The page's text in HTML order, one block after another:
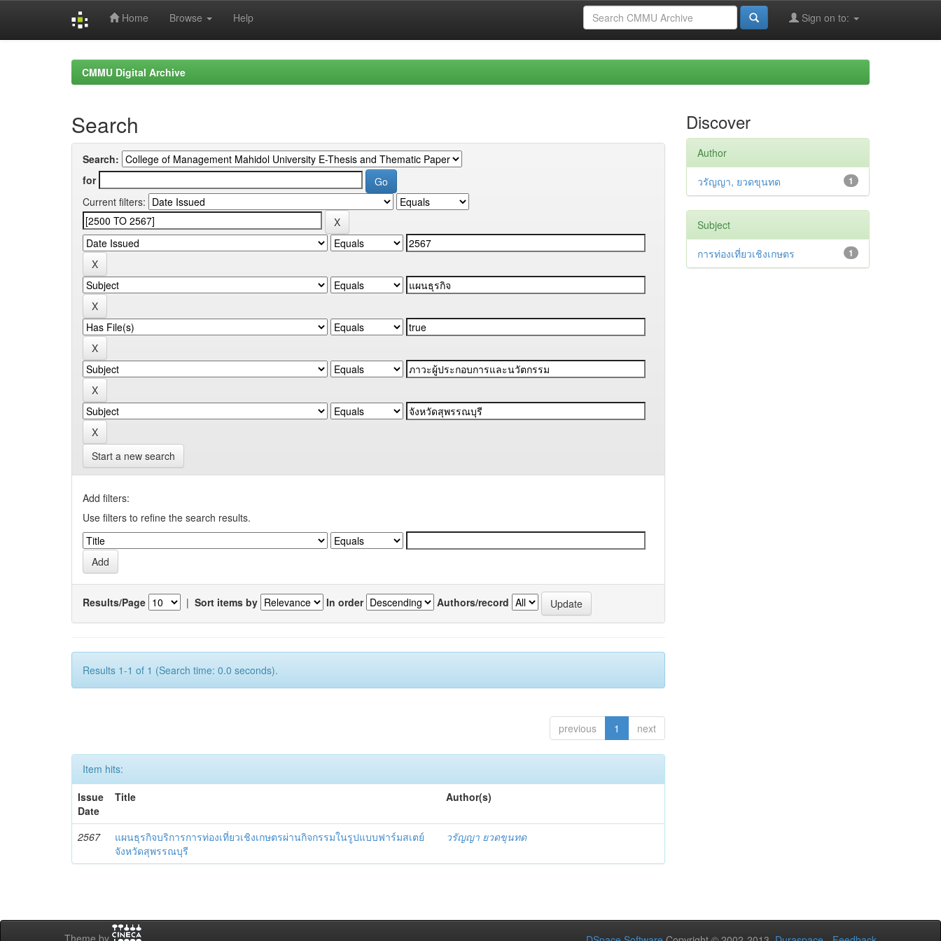
Home Browse Help Sign on to:
CMMU Digital Archive
Search
Search:
for
Current filters:
Start a new search
Add filters:
Use filters to refine the search results.
Results/Page | Sort items by In order Authors/record
Results 1-1 of 1 (Search time: 0.0 seconds).
previous 1 next
Item hits:
Issue
Date
Title Author(s)
2567
แผนธุรกิจบริการการท่องเที่ยวเชิงเกษตรผ่านกิจกรรมในรูปแบบฟาร์มสเตย์
จังหวัดสุพรรณบุรี
วรัญญา ยวดขุนทด
Discover
Author
1
วรัญญา, ยวดขุนทด
Subject
1
การท่องเที่ยวเชิงเกษตร